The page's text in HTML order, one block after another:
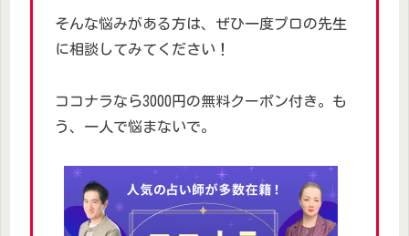
そんな悩みがある方は、ぜひ一度プロの先生
に相談してみてください！
ココナラなら3000円の無料クーポン付き。も
う、一人で悩まないで。